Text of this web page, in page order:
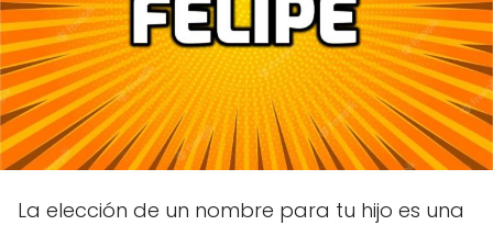
La elección de un nombre para tu hijo es una